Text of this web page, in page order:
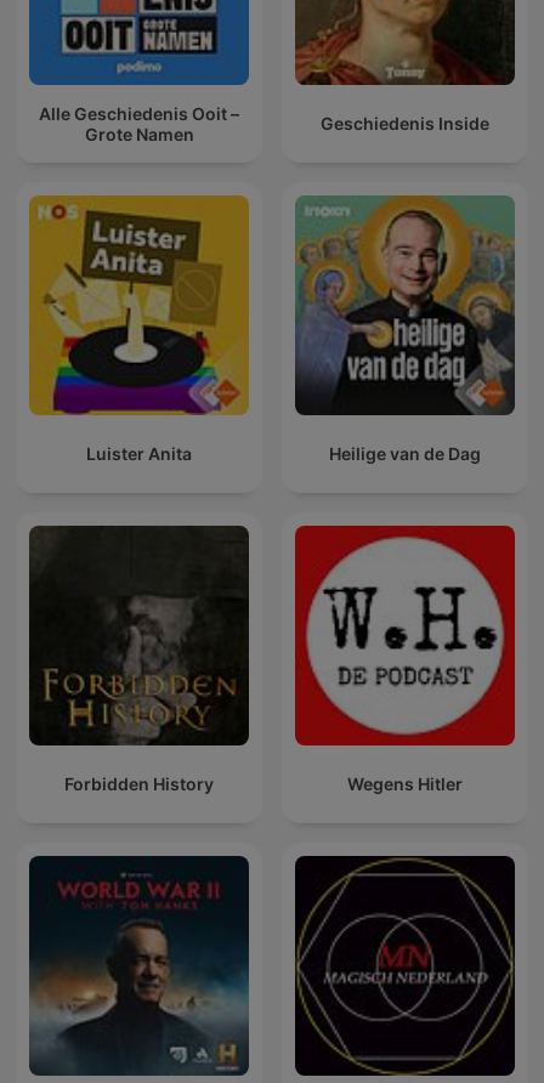
Alle Geschiedenis Ooit –
Grote Namen
Geschiedenis Inside
Luister Anita Heilige van de Dag
Forbidden History Wegens Hitler